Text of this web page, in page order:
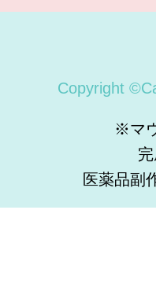
Copyright
※マ
医薬品副